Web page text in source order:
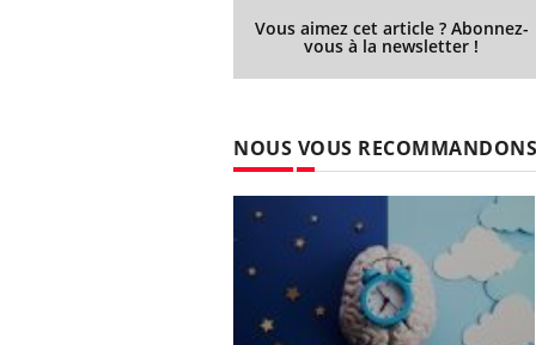
Vous aimez cet article ? Abonnez-
vous à la newsletter !
NOUS VOUS RECOMMANDONS
soleil, activités en plein air… Nos mains